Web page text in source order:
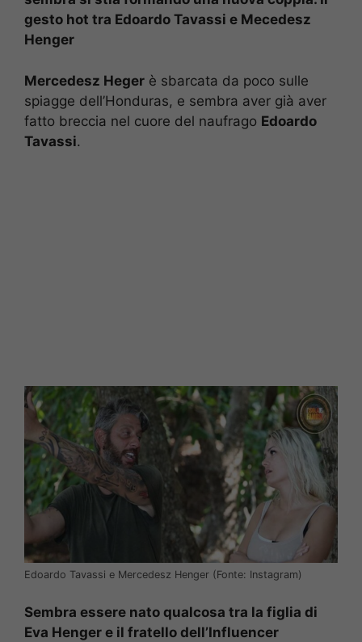
gesto hot tra Edoardo Tavassi e Mecedesz
Henger
Mercedesz Heger è sbarcata da poco sulle
spiagge dell’Honduras, e sembra aver già aver
fatto breccia nel cuore del naufrago Edoardo
Tavassi.
Edoardo Tavassi e Mercedesz Henger (Fonte: Instagram)
Sembra essere nato qualcosa tra la figlia di
Eva Henger e il fratello dell’Influencer